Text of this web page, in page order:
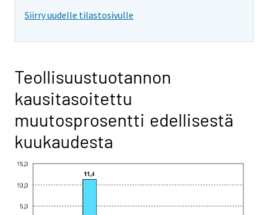
Siirry uudelle tilastosivulle
Teollisuustuotannon
kausitasoitettu
muutosprosentti edellisestä
kuukaudesta